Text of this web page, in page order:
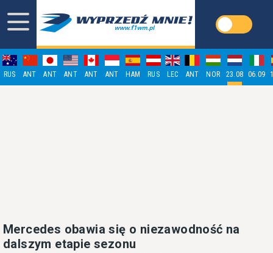
RUS ANT ANT ANT ANT ANT HAM RUS LEC ANT NOR 23.08 06.09
Mercedes obawia się o niezawodność na
dalszym etapie sezonu